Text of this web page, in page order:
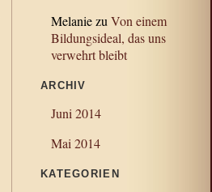
Melaniezu Von einem
Bildungsideal, das uns
verwehrt bleibt
ARCHIV
Juni 2014
Mai 2014
KATEGORIEN